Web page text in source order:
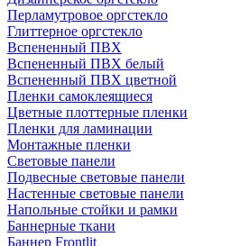
Перламутровое оргстекло
Глиттерное оргстекло
Вспененный ПВХ
Вспененный ПВХ белый
Вспененный ПВХ цветной
Пленки самоклеящиеся
Цветные плоттерные пленки
Пленки для ламинации
Монтажные пленки
Световые панели
Подвесные световые панели
Настенные световые панели
Напольные стойки и рамки
Баннерные ткани
Баннер Frontlit